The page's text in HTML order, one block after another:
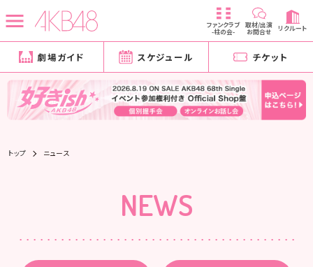
ファンクラブ
-柱の会-
取材/出演
お問合せ リクルート
劇場ガイド スケジュール チケット
トップ ニュース
NEWS